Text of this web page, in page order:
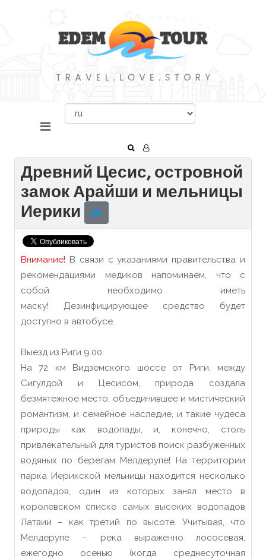
Древний Цесис, островной
замок Арайши и мельницы
Иерики
Внимание! В связи с указаниями правительства и
рекомендациями медиков напоминаем, что с
собой необходимо иметь
маску! Дезинфицирующее средство будет
доступно в автобусе.
Выезд из Риги 9.00.
На 72 км Видземского шоссе от Риги, между
Сигулдой и Цесисом, природа создала
безмятежное место, объединившее и мистический
романтизм, и семейное наследие, и такие чудеса
природы как водопады, и, конечно, столь
привлекательный для туристов поиск разбуженных
водяных по берегам Мелдерупе! На территории
парка Иерикской мельницы находится несколько
водопадов, один из которых занял место в
королевском списке самых высоких водопадов
Латвии – как третий по высоте. Учитывая, что
Мелдерупе – река выраженно лососевая,
ежегодно осенью (когда среднесуточная